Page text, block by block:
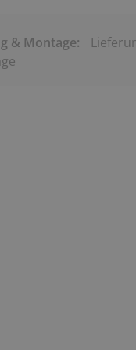
& Montage: